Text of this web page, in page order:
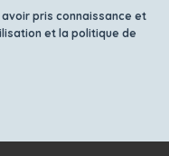
pris connaissance et
et la politique de